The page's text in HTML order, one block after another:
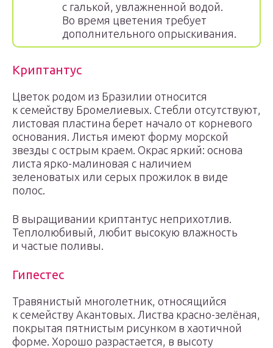
с галькой, увлажненной водой.
Во время цветения требует
дополнительного опрыскивания.
Криптантус
Цветок родом из Бразилии относится
к семейству Бромелиевых. Стебли отсутствуют,
листовая пластина берет начало от корневого
основания. Листья имеют форму морской
звезды с острым краем. Окрас яркий: основа
листа ярко-малиновая с наличием
зеленоватых или серых прожилок в виде
полос.
В выращивании криптантус неприхотлив.
Теплолюбивый, любит высокую влажность
и частые поливы.
Гипестес
Травянистый многолетник, относящийся
к семейству Акантовых. Листва красно-зелёная,
покрытая пятнистым рисунком в хаотичной
форме. Хорошо разрастается, в высоту